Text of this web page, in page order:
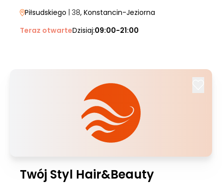
Piłsudskiego | 38, Konstancin-Jeziorna
Teraz otwarteDzisiaj:09:00-21:00
Twój Styl Hair&Beauty